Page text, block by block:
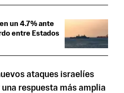
un 4.7% ante
entre Estados
ataques israelíes
respuesta más amplia